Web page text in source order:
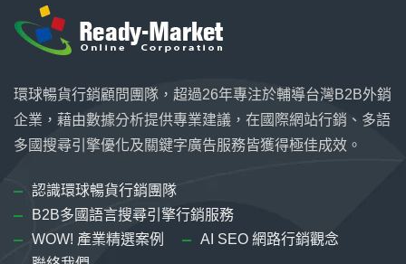
環球暢貨行銷顧問團隊，超過26年專注於輔導台灣B2B外銷
企業，藉由數據分析提供專業建議，在國際網站行銷、多語
多國搜尋引擎優化及關鍵字廣告服務皆獲得極佳成效。
認識環球暢貨行銷團隊
B2B多國語言搜尋引擎行銷服務
WOW! 產業精選案例
AI SEO 網路行銷觀念